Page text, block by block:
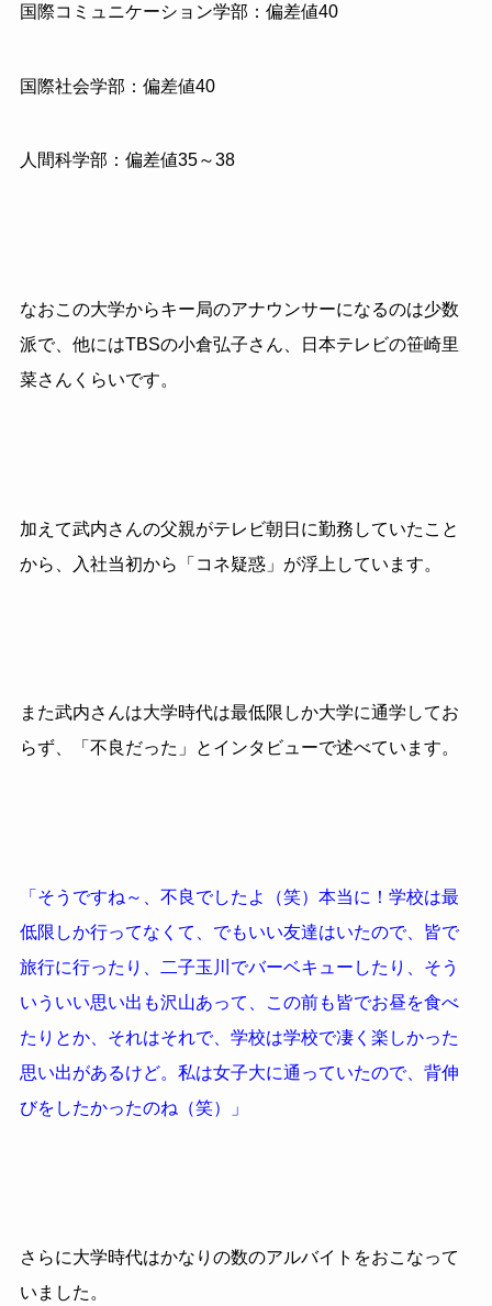
国際コミュニケーション学部：偏差値40
国際社会学部：偏差値40
人間科学部：偏差値35～38
なおこの大学からキー局のアナウンサーになるのは少数
派で、他にはTBSの小倉弘子さん、日本テレビの笹崎里
菜さんくらいです。
加えて武内さんの父親がテレビ朝日に勤務していたこと
から、入社当初から「コネ疑惑」が浮上しています。
また武内さんは大学時代は最低限しか大学に通学してお
らず、「不良だった」とインタビューで述べています。
「そうですね～、不良でしたよ（笑）本当に！学校は最
低限しか行ってなくて、でもいい友達はいたので、皆で
旅行に行ったり、二子玉川でバーベキューしたり、そう
いういい思い出も沢山あって、この前も皆でお昼を食べ
たりとか、それはそれで、学校は学校で凄く楽しかった
思い出があるけど。私は女子大に通っていたので、背伸
びをしたかったのね（笑）」
さらに大学時代はかなりの数のアルバイトをおこなって
いました。